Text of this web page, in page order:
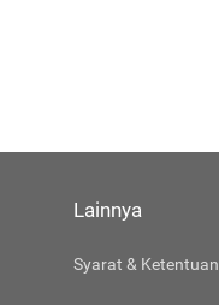
Lainnya
Syarat & Ketentuan